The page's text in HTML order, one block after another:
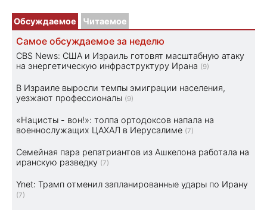
Обсуждаемое Читаемое
Самое обсуждаемое за неделю
CBS News: США и Израиль готовят масштабную атаку
на энергетическую инфраструктуру Ирана (9)
В Израиле выросли темпы эмиграции населения,
уезжают профессионалы (9)
«Нацисты - вон!»: толпа ортодоксов напала на
военнослужащих ЦАХАЛ в Иерусалиме (7)
Семейная пара репатриантов из Ашкелона работала на
иранскую разведку (7)
Ynet: Трамп отменил запланированные удары по Ирану
(7)